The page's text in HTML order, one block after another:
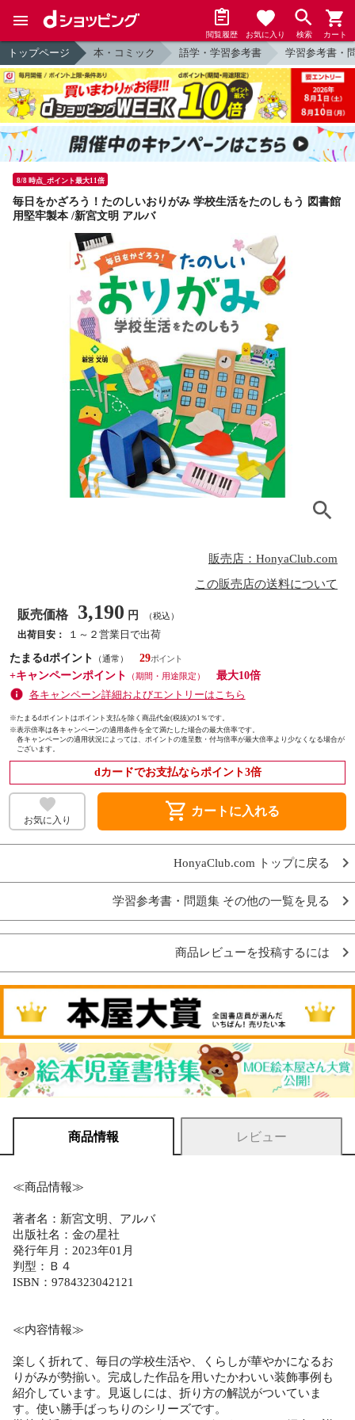
閲覧履歴 お気に入り 検索 カート
トップページ 本・コミック 語学・学習参考書 学習参考書・
8/8 時点_ポイント最大11倍
毎日をかざろう！たのしいおりがみ 学校生活をたのしもう 図書館
用堅牢製本 /新宮文明 アルバ
販売店：HonyaClub.com
この販売店の送料について
販売価格 3,190 円 （税込）
出荷目安：
１～２営業日で出荷
たまるdポイント
（通常）
29
+キャンペーンポイント
（期間・用途限定）
最大10倍
各キャンペーン詳細およびエントリーはこちら
※たまるdポイントはポイント支払を除く商品代金(税抜)の1％です。
※表示倍率は各キャンペーンの適用条件を全て満たした場合の最大倍率です。
各キャンペーンの適用状況によっては、ポイントの進呈数・付与倍率が最大倍率より少なくなる場合が
ございます。
dカードでお支払ならポイント3倍
お気に入り shopping_cart カートに入れる
HonyaClub.com トップに戻る
学習参考書・問題集 その他の一覧を見る
商品レビューを投稿するには
商品情報 レビュー
≪商品情報≫
著者名：新宮文明、アルバ
出版社名：金の星社
発行年月：2023年01月
判型：Ｂ４
ISBN：9784323042121
≪内容情報≫
楽しく折れて、毎日の学校生活や、くらしが華やかになるお
りがみが勢揃い。完成した作品を用いたかわいい装飾事例も
紹介しています。見返しには、折り方の解説がついていま
す。使い勝手ばっちりのシリーズです。